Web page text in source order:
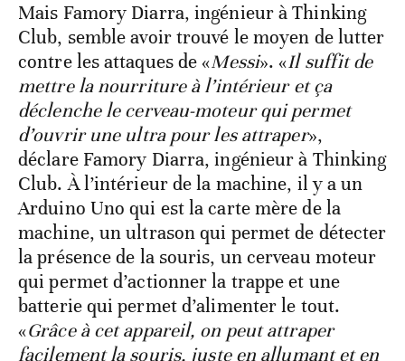
Mais Famory Diarra, ingénieur à Thinking
Club, semble avoir trouvé le moyen de lutter
contre les attaques de «Messi». «Il suffit de
mettre la nourriture à l’intérieur et ça
déclenche le cerveau-moteur qui permet
d’ouvrir une ultra pour les attraper»,
déclare Famory Diarra, ingénieur à Thinking
Club. À l’intérieur de la machine, il y a un
Arduino Uno qui est la carte mère de la
machine, un ultrason qui permet de détecter
la présence de la souris, un cerveau moteur
qui permet d’actionner la trappe et une
batterie qui permet d’alimenter le tout.
«Grâce à cet appareil, on peut attraper
facilement la souris, juste en allumant et en